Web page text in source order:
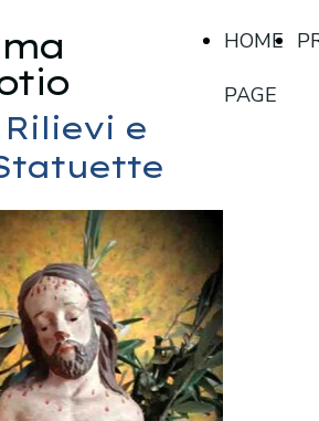
HOME
PAGE
Rilievi e